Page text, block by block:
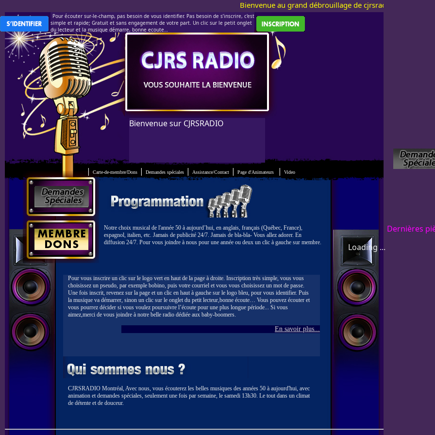
Bienvenue au grand débrouillage de cjrsradio.com ! Accès
Pour écouter sur-le-champ, pas besoin de vous identifier. Pas besoin de s’inscrire, c'est
simple et rapide; Gratuit et sans engagement de votre part. Un clic sur le petit onglet
du lecteur et la musique démarre, bonne ecoute…
Bienvenue sur CJRSRADIO
| Carte-de-membre/Dons | Demandes spéciales | Assistance/Contact | Page d'Animateurs | Video
Notre choix musical de l'année 50 à aujourd’hui, en anglais, français (Québec, France),
espagnol, italien, etc. Jamais de publicité 24/7. Jamais de bla-bla- Vous allez adorer. En
diffusion 24/7. Pour vous joindre à nous pour une année ou deux un clic à gauche sur membre.
Pour vous inscrire un clic sur le logo vert en haut de la page à droite. Inscription très simple, vous vous
choisissez un pseudo, par exemple bobino, puis votre courriel et vous vous choisissez un mot de passe.
Une fois inscrit, revenez sur la page et un clic en haut à gauche sur le logo bleu, pour vous identifier. Puis
la musique va démarrer, sinon un clic sur le onglet du petit lecteur,bonne écoute… Vous pouvez écouter et
vous pourrez décider si vous voulez poursuivre l’écoute pour une plus longue période... Si vous
aimez,merci de vous joindre à notre belle radio dédiée aux baby-boomers.
En savoir plus...
CJRSRADIO Montréal, Avec nous, vous écouterez les belles musiques des années 50 à aujourd'hui, avec
animation et demandes spéciales, seulement une fois par semaine, le samedi 13h30. Le tout dans un climat
de détente et de douceur.
Dernières
Loading ...